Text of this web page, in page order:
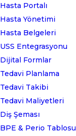
Hasta Portalı
Hasta Yönetimi
Hasta Belgeleri
USS Entegrasyonu
Dijital Formlar
Tedavi Planlama
Tedavi Takibi
Tedavi Maliyetleri
Diş Şeması
BPE & Perio Tablosu